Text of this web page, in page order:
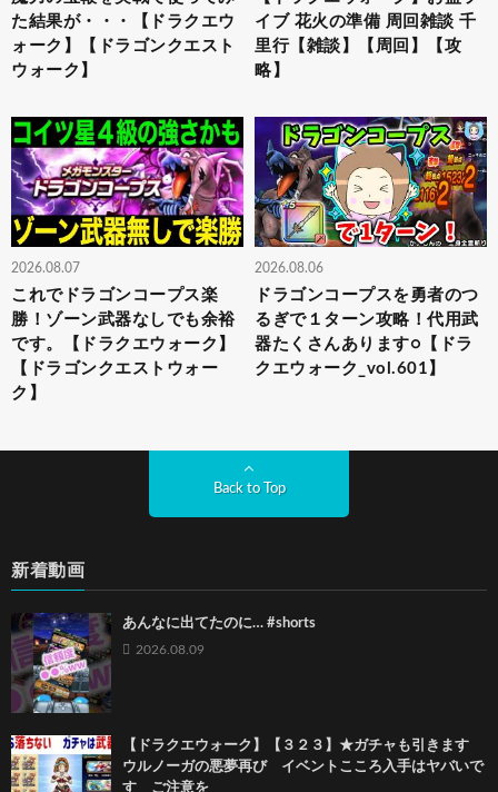
た結果が・・・【ドラクエウ
ォーク】【ドラゴンクエスト
ウォーク】
イブ 花火の準備 周回雑談 千
里行【雑談】【周回】【攻
略】
2026.08.07
これでドラゴンコープス楽
勝！ゾーン武器なしでも余裕
です。【ドラクエウォーク】
【ドラゴンクエストウォー
ク】
2026.08.06
ドラゴンコープスを勇者のつ
るぎで１ターン攻略！代用武
器たくさんあります○【ドラ
クエウォーク_vol.601】
Back to Top
新着動画
あんなに出てたのに… #shorts
2026.08.09
【ドラクエウォーク】【３２３】★ガチャも引きます
ウルノーガの悪夢再び イベントこころ入手はヤバいで
す ご注意を